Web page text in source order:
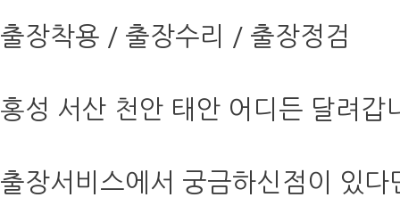
출장착용 / 출장수리 / 출장정검
홍성 서산 천안 태안 어디든 달려갑
출장서비스에서 궁금하신점이 있